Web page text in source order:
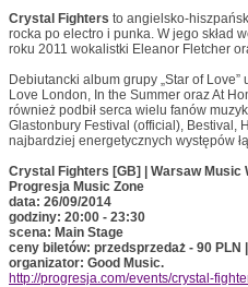
Crystal Fighters to angielsko-
rocka po electro i punka. W jego skład
roku 2011 wokalistki Eleanor Fletcher
Debiutancki album grupy „Star of
Love London, In the Summer oraz At
również podbił serca wielu fanów
Glastonbury Festival (official), Bestival,
najbardziej energetycznych występów
Crystal Fighters [GB] | Warsaw Music
Progresja Music Zone
data: 26/09/2014
godziny: 20:00 - 23:30
scena: Main Stage
ceny biletów: przedsprzedaż - 90 PLN
organizator: Good Music.
http://progresja.com/events/crystal-